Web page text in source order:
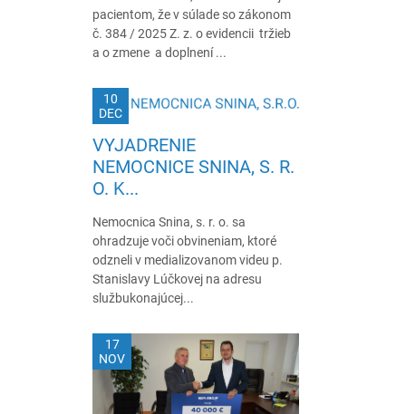
pacientom, že v súlade so zákonom
č. 384 / 2025 Z. z. o evidencii tržieb
a o zmene a doplnení ...
10
DEC
VYJADRENIE
NEMOCNICE SNINA, S. R.
O. K...
Nemocnica Snina, s. r. o. sa
ohradzuje voči obvineniam, ktoré
odzneli v medializovanom videu p.
Stanislavy Lúčkovej na adresu
službukonajúcej...
17
NOV